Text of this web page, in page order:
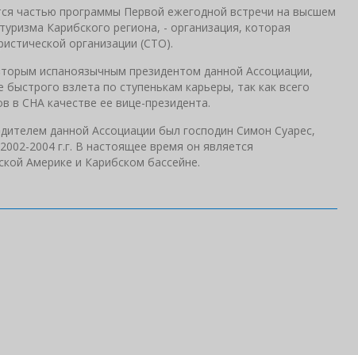
частью программы Первой ежегодной встречи на высшем
Карибского региона, - организация, которая
организации (CTO).
испаноязычным президентом данной Ассоциации,
взлета по ступенькам карьеры, так как всего
в CHA качестве ее вице-президента.
данной Ассоциации был господин Симон Суарес,
2004 г.г. В настоящее время он является
Америке и Карибском бассейне.